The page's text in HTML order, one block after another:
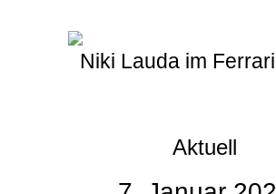
Niki Lauda im
Aktuell